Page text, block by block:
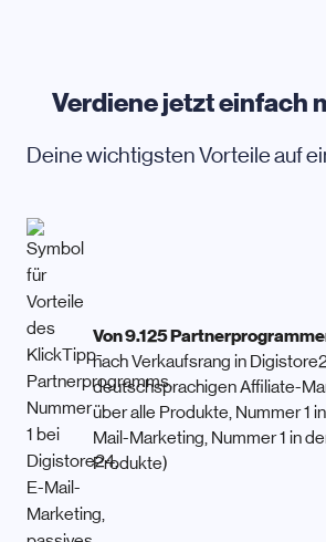
Verdiene jetzt einfach
Deine wichtigsten Vorteile auf
Von 9.125
nach Verkaufsrang in
deutschsprachigen Affiliate-
über alle Produkte, Nummer 1
Mail-Marketing, Nummer 1 in
Produkte)